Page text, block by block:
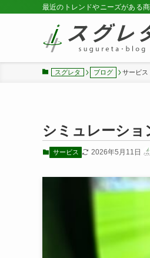
最近のトレンドやニーズがある
スグレタ ブログ サービス
シミュレーショ
サービス 2026年5月11日